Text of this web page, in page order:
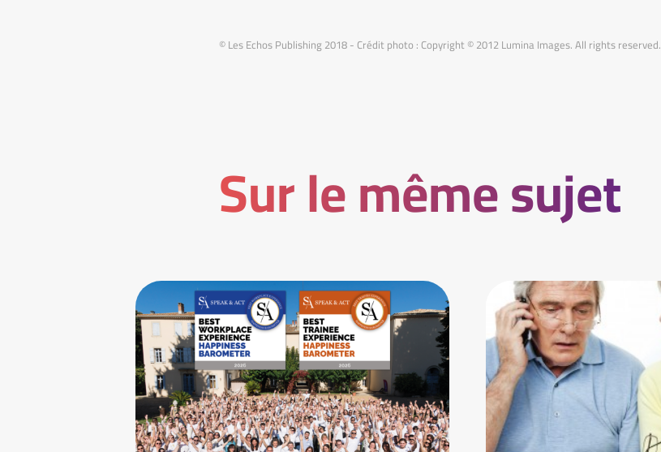
© Les Echos Publishing 2018 - Crédit photo : Copyright © 2012 Lumina Images. All rights reserved.
Sur le même sujet